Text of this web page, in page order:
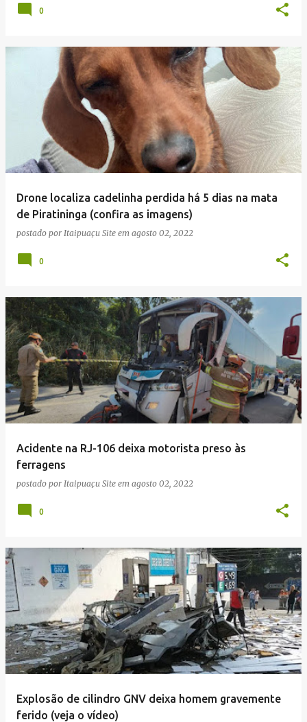
0
Drone localiza cadelinha perdida há 5 dias na mata
de Piratininga (confira as imagens)
postado por Itaipuaçu Site em agosto 02, 2022
0
Acidente na RJ-106 deixa motorista preso às
ferragens
postado por Itaipuaçu Site em agosto 02, 2022
0
Explosão de cilindro GNV deixa homem gravemente
ferido (veja o vídeo)